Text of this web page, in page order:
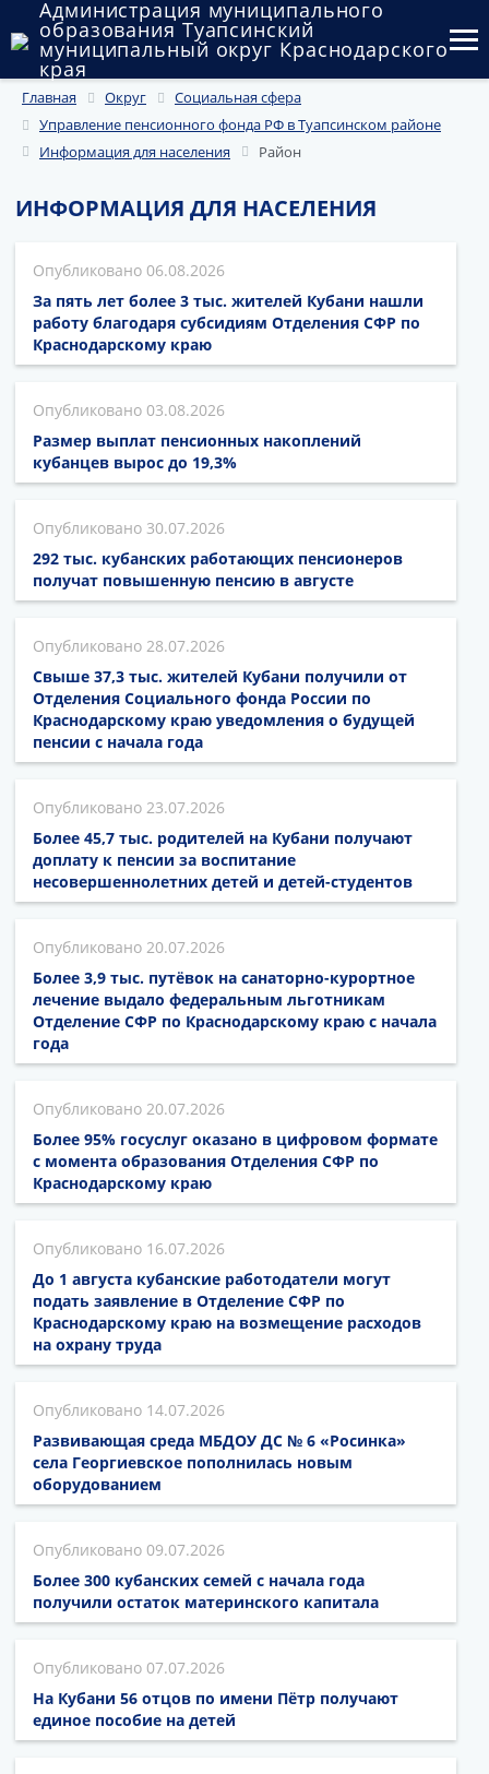
Администрация муниципального
образования Туапсинский
муниципальный округ Краснодарского
края
Округ
Администрация
Муниципальные закупки
Муниципальное имущество
Публичные слушания и общественные обсуждения
Главная Округ
Социальная сфера
Управление пенсионного фонда РФ в Туапсинском районе
Информация для населения
Район
ИНФОРМАЦИЯ ДЛЯ НАСЕЛЕНИЯ
06.08.2026
За пять лет более 3 тыс. жителей Кубани нашли
работу благодаря субсидиям Отделения СФР по
Краснодарскому краю
03.08.2026
Размер выплат пенсионных накоплений
кубанцев вырос до 19,3%
30.07.2026
292 тыс. кубанских работающих пенсионеров
получат повышенную пенсию в августе
28.07.2026
Свыше 37,3 тыс. жителей Кубани получили от
Отделения Социального фонда России по
Краснодарскому краю уведомления о будущей
пенсии с начала года
23.07.2026
Более 45,7 тыс. родителей на Кубани получают
доплату к пенсии за воспитание
несовершеннолетних детей и детей-студентов
20.07.2026
Более 3,9 тыс. путёвок на санаторно-курортное
лечение выдало федеральным льготникам
Отделение СФР по Краснодарскому краю с начала
года
20.07.2026
Более 95% госуслуг оказано в цифровом формате
с момента образования Отделения СФР по
Краснодарскому краю
16.07.2026
До 1 августа кубанские работодатели могут
подать заявление в Отделение СФР по
Краснодарскому краю на возмещение расходов
на охрану труда
14.07.2026
Развивающая среда МБДОУ ДС № 6 «Росинка»
села Георгиевское пополнилась новым
оборудованием
09.07.2026
Более 300 кубанских семей с начала года
получили остаток материнского капитала
07.07.2026
На Кубани 56 отцов по имени Пётр получают
единое пособие на детей